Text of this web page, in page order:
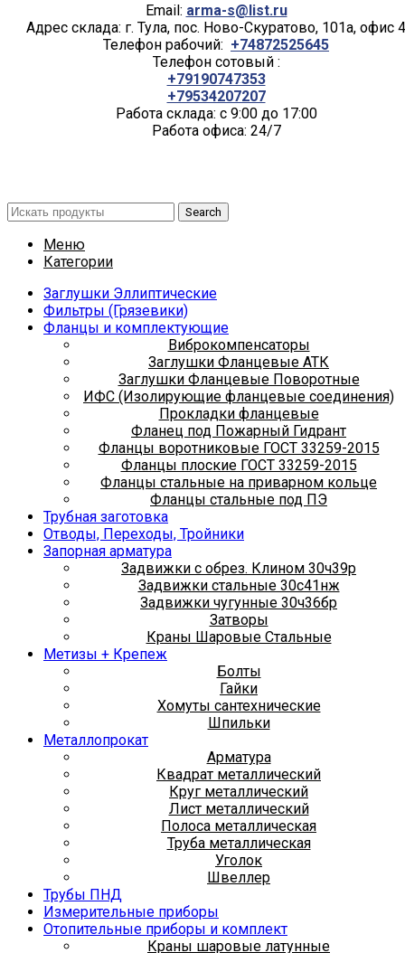
Email: arma-s@list.ru
Адрес склада: г. Тула, пос. Ново-Скуратово, 101а, офис 4
Телефон рабочий: +74872525645
Телефон сотовый :
+79190747353
+79534207207
Работа склада: с 9:00 до 17:00
Работа офиса: 24/7
Search
Меню
Категории
Заглушки Эллиптические
Фильтры (Грязевики)
Фланцы и комплектующие
Виброкомпенсаторы
Заглушки Фланцевые АТК
Заглушки Фланцевые Поворотные
ИФС (Изолирующие фланцевые соединения)
Прокладки фланцевые
Фланец под Пожарный Гидрант
Фланцы воротниковые ГОСТ 33259-2015
Фланцы плоские ГОСТ 33259-2015
Фланцы стальные на приварном кольце
Фланцы стальные под ПЭ
Трубная заготовка
Отводы, Переходы, Тройники
Запорная арматура
Задвижки с обрез. Клином 30ч39р
Задвижки стальные 30с41нж
Задвижки чугунные 30ч36бр
Затворы
Краны Шаровые Стальные
Метизы + Крепеж
Болты
Гайки
Хомуты сантехнические
Шпильки
Металлопрокат
Арматура
Квадрат металлический
Круг металлический
Лист металлический
Полоса металлическая
Труба металлическая
Уголок
Швеллер
Трубы ПНД
Измерительные приборы
Отопительные приборы и комплект
Краны шаровые латунные